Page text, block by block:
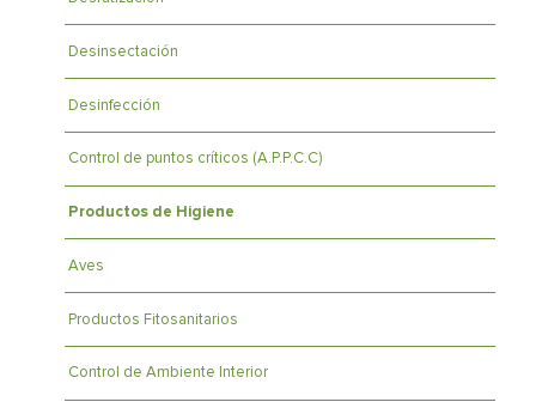
Desinsectación
Desinfección
Control de puntos críticos (A.P.P.C.C)
Productos de Higiene
Aves
Productos Fitosanitarios
Control de Ambiente Interior